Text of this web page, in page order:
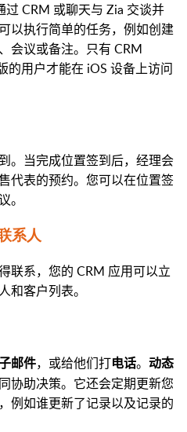
CRM 或聊天与 Zia 交谈并
以执行简单的任务，例如创建
会议或备注。只有 CRM
的用户才能在 iOS 设备上访问
。当完成位置签到后，经理会
代表的预约。您可以在位置签
。
系人
联系，您的 CRM 应用可以立
和客户列表。
邮件，或给他们打电话。 动态
协助决策。它还会定期更新您
例如谁更新了记录以及记录的